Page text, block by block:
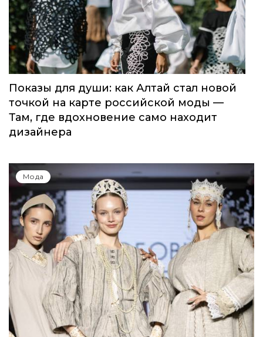
Показы для души: как Алтай стал новой
точкой на карте российской моды —
Там, где вдохновение само находит
дизайнера
Мода